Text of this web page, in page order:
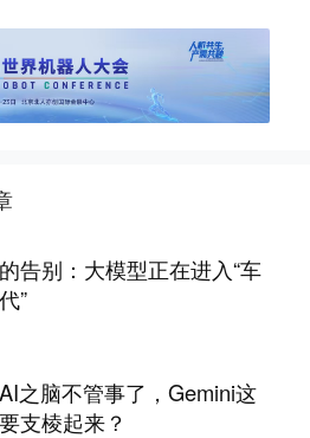
告别：大模型正在进入“车
”
之脑不管事了，Gemini这
支棱起来？